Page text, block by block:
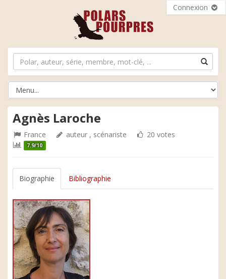
Connexion
Agnès Laroche
France auteur , scénariste 20 votes
7.9/10
Biographie Bibliographie